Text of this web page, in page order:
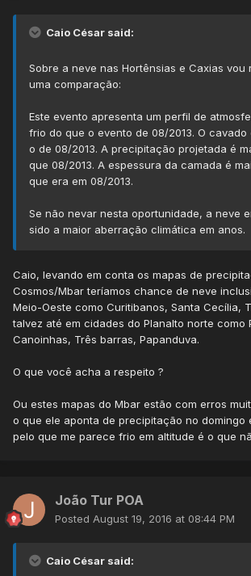
Caio César said:
Sobre a neve nas Hortênsias e Caxias vou
uma comparação:
Este evento apresenta um perfil de
frio do que o evento de 08/2013. O cavado
o de 08/2013. A precipitação projetada é
que 08/2013. A espessura da camada é
que era em 08/2013.
Se não nevar nesta oportunidade, a neve
sido a maior aberração climática em anos.
Caio, levando em conta os mapas de
Cosmos/Mbar teríamos chance de neve
Meio-Oeste como Curitibanos, Santa Cecília,
talvez até em cidades do Planalto norte como
Canoinhas, Três barras, Papanduva.
O que você acha a respeito ?
Ou estes mapas do Mbar estão com erros
o que ele aponta de precipitação no domingo
pelo que me parece frio em altitude é o que
João Tur POA
Posted August 19, 2016 at 08:44 PM
Caio César said: